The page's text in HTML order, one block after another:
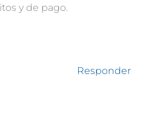
y de pago.
Responder